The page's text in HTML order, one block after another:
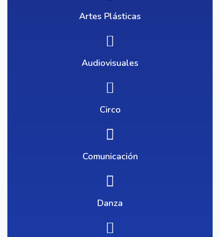
Artes Plásticas
Audiovisuales
Circo
Comunicación
Danza